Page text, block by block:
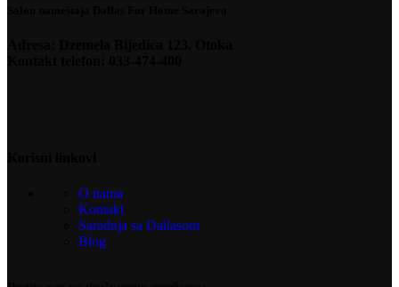
O nama
Kontakt
Saradnja sa Dallasom
Blog